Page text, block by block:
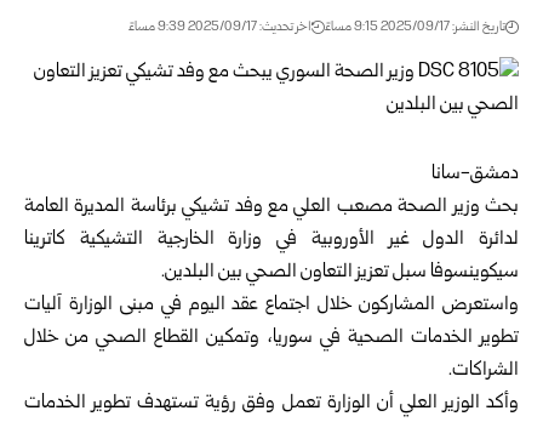
تاريخ النشر: 2025/09/17 9:15 مساءً اخر تحديث: 2025/09/17 9:39 مساءً
دمشق-سانا
بحث وزير الصحة مصعب العلي مع وفد تشيكي برئاسة المديرة العامة
لدائرة الدول غير الأوروبية في وزارة الخارجية التشيكية كاترينا
سيكوينسوفا سبل تعزيز التعاون الصحي بين البلدين.
واستعرض المشاركون خلال اجتماع عقد اليوم في مبنى الوزارة آليات
تطوير الخدمات الصحية في سوريا، وتمكين القطاع الصحي من خلال
الشراكات.
وأكد الوزير العلي أن الوزارة تعمل وفق رؤية تستهدف تطوير الخدمات